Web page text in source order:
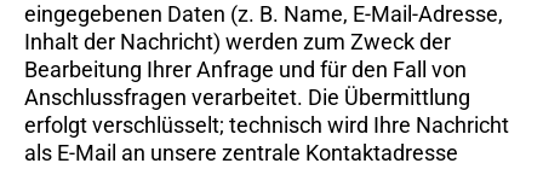
eingegebenen Daten (z. B. Name, E-Mail-Adresse,
Inhalt der Nachricht) werden zum Zweck der
Bearbeitung Ihrer Anfrage und für den Fall von
Anschlussfragen verarbeitet. Die Übermittlung
erfolgt verschlüsselt; technisch wird Ihre Nachricht
als E-Mail an unsere zentrale Kontaktadresse